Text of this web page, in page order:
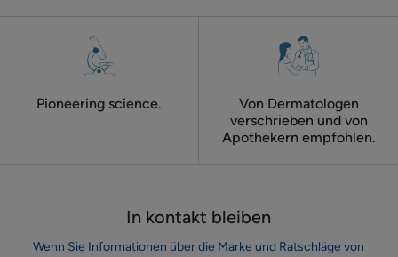
Pioneering science.
Von Dermatologen
verschrieben und von
Apothekern empfohlen.
In kontakt bleiben
Wenn Sie Informationen über die Marke und Ratschläge von